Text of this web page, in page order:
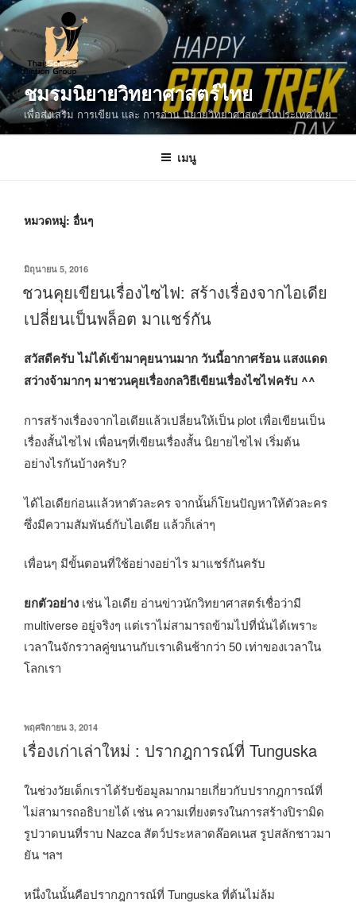
ข้าม
ไป
ยัง
บทความ
ชมรมนิยายวิทยาศาสตร์ไทย
เพื่อส่งเสริม การเขียน และ การอ่าน นิยายวิทยาศาสตร์ ในประเทศไทย
เมนู
หมวดหมู่: อื่นๆ
เขียน
ที่
มิถุนายน 5, 2016
ชวนคุยเขียนเรื่องไซไฟ: สร้างเรื่องจากไอเดีย
เปลี่ยนเป็นพล็อต มาแชร์กัน
สวัสดีครับ ไม่ได้เข้ามาคุยนานมาก วันนี้อากาศร้อน แสงแดด
สว่างจ้ามากๆ มาชวนคุยเรื่องกลวิธีเขียนเรื่องไซไฟครับ ^^
การสร้างเรื่องจากไอเดียแล้วเปลี่ยนให้เป็น plot เพื่อเขียนเป็น
เรื่องสั้นไซไฟ เพื่อนๆที่เขียนเรื่องสั้น นิยายไซไฟ เริ่มต้น
อย่างไรกันบ้างครับ?
ได้ไอเดียก่อนแล้วหาตัวละคร จากนั้นก็โยนปัญหาให้ตัวละคร
ซึ่งมีความสัมพันธ์กับไอเดีย แล้วก็เล่าๆ
เพื่อนๆ มีขั้นตอนที่ใช้อย่างอย่าไร มาแชร์กันครับ
ยกตัวอย่าง เช่น ไอเดีย อ่านข่าวนักวิทยาศาสตร์เชื่อว่ามี
multiverse อยู่จริงๆ แต่เราไม่สามารถข้ามไปที่นั่นได้เพราะ
เวลาในจักรวาลคู่ขนานกับเราเดินช้ากว่า 50 เท่าของเวลาใน
โลกเรา
เขียน
วัน
ที่
พฤศจิกายน 3, 2014
เรื่องเก่าเล่าใหม่ : ปรากฎการณ์ที่ Tunguska
ในช่วงวัยเด็กเราได้รับข้อมูลมากมายเกี่ยวกับปรากฎการณ์ที่
ไม่สามารถอธิบายได้ เช่น ความเที่ยงตรงในการสร้างปิรามิด
รูปวาดบนที่ราบ Nazca สัตว์ประหลาดล๊อคเนส รูปสลักชาวมา
ยัน ฯลฯ
หนึ่งในนั้นคือปรากฎการณ์ที่ Tunguska ที่ต้นไม่ล้ม